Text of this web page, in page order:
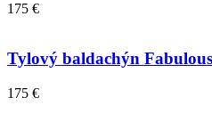
175 €
Tylový baldachýn
175 €